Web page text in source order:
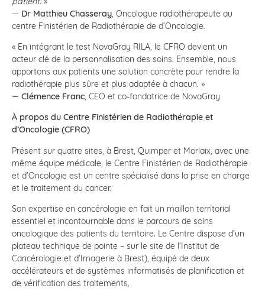
— Dr Matthieu Chasseray , Oncologue radiothérapeute au
centre Finistérien de Radiothérapie de d’Oncologie.
« En intégrant le test NovaGray RILA, le CFRO devient un
acteur clé de la personnalisation des soins. Ensemble, nous
apportons aux patients une solution concrète pour rendre la
radiothérapie plus sûre et plus adaptée à chacun. »
— Clémence Franc, CEO et co-fondatrice de NovaGray
À propos du Centre Finistérien de Radiothérapie et
d’Oncologie (CFRO)
Présent sur quatre sites, à Brest, Quimper et Morlaix, avec une
même équipe médicale, le Centre Finistérien de Radiothérapie
et d’Oncologie est un centre spécialisé dans la prise en charge
et le traitement du cancer.
Son expertise en cancérologie en fait un maillon territorial
essentiel et incontournable dans le parcours de soins
oncologique des patients du territoire. Le Centre dispose d’un
plateau technique de pointe – sur le site de l’Institut de
Cancérologie et d’Imagerie à Brest), équipé de deux
accélérateurs et de systèmes informatisés de planification et
de vérification des traitements.